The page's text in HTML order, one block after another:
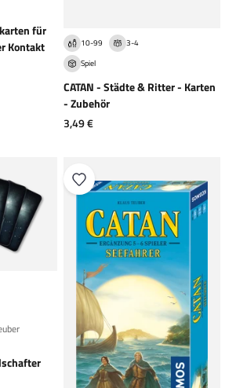
für
Kontakt
10-99
3-4
Spiel
CATAN - Städte & Ritter - Karten
- Zubehör
Angebot
3,49 €